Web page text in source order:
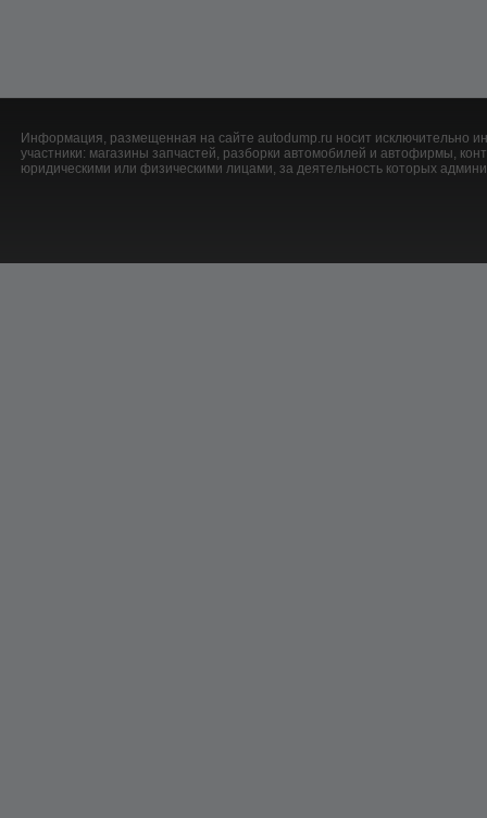
Информация, размещенная на сайте autodump.ru носит исключительно
участники: магазины запчастей, разборки автомобилей и автофирмы,
юридическими или физическими лицами, за деятельность которых